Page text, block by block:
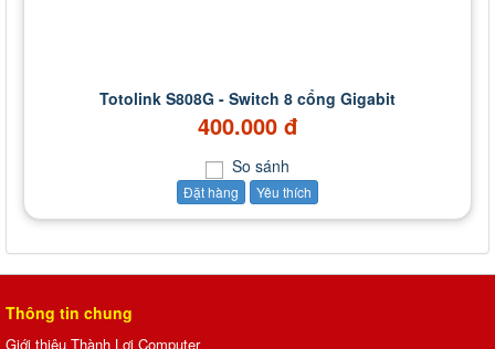
Totolink S808G - Switch 8 cổng Gigabit
400.000 đ
So sánh
Đặt hàng Yêu thích
Thông tin chung
Giới thiệu Thành Lợi Computer